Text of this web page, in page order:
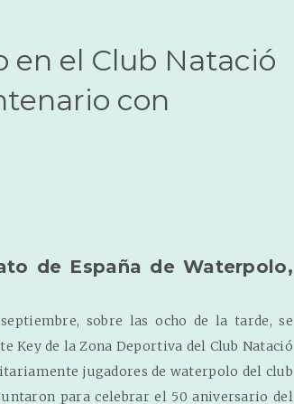
el Club Natació
con
de España de Waterpolo,
sobre las ocho de la tarde, se
Key de la Zona Deportiva del Club Natació
jugadores de waterpolo del club
para celebrar el 50 aniversario del